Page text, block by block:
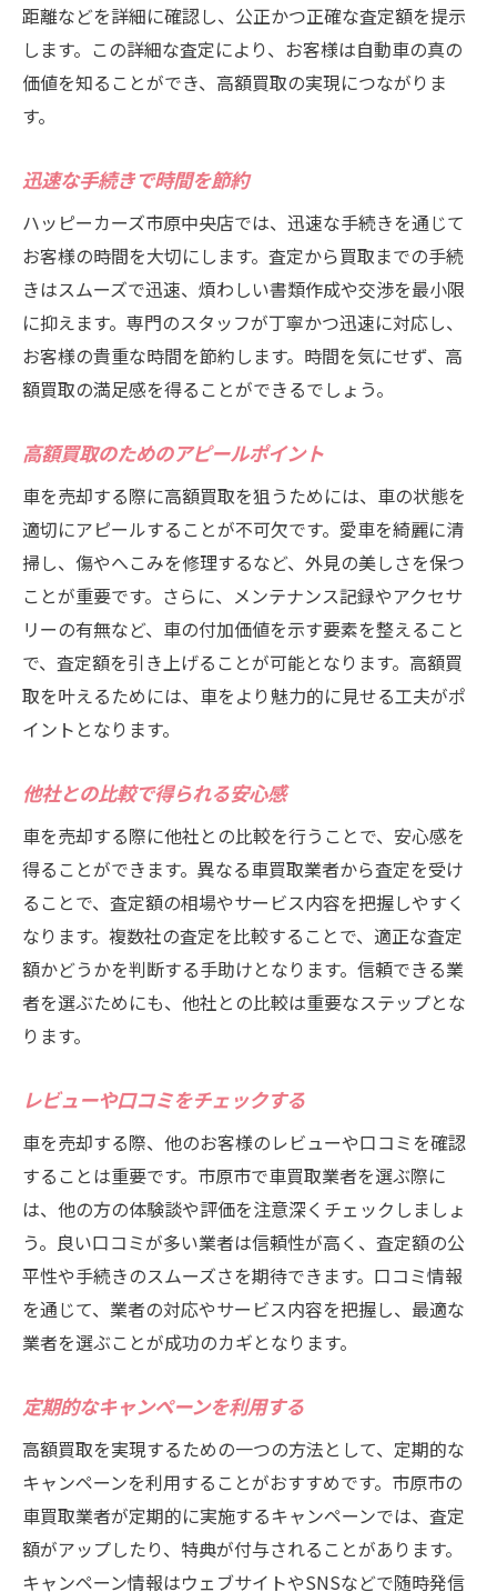
距離などを詳細に確認し、公正かつ正確な査定額を提示
します。この詳細な査定により、お客様は自動車の真の
価値を知ることができ、高額買取の実現につながりま
す。
迅速な手続きで時間を節約
ハッピーカーズ市原中央店では、迅速な手続きを通じて
お客様の時間を大切にします。査定から買取までの手続
きはスムーズで迅速、煩わしい書類作成や交渉を最小限
に抑えます。専門のスタッフが丁寧かつ迅速に対応し、
お客様の貴重な時間を節約します。時間を気にせず、高
額買取の満足感を得ることができるでしょう。
高額買取のためのアピールポイント
車を売却する際に高額買取を狙うためには、車の状態を
適切にアピールすることが不可欠です。愛車を綺麗に清
掃し、傷やへこみを修理するなど、外見の美しさを保つ
ことが重要です。さらに、メンテナンス記録やアクセサ
リーの有無など、車の付加価値を示す要素を整えること
で、査定額を引き上げることが可能となります。高額買
取を叶えるためには、車をより魅力的に見せる工夫がポ
イントとなります。
他社との比較で得られる安心感
車を売却する際に他社との比較を行うことで、安心感を
得ることができます。異なる車買取業者から査定を受け
ることで、査定額の相場やサービス内容を把握しやすく
なります。複数社の査定を比較することで、適正な査定
額かどうかを判断する手助けとなります。信頼できる業
者を選ぶためにも、他社との比較は重要なステップとな
ります。
レビューや口コミをチェックする
車を売却する際、他のお客様のレビューや口コミを確認
することは重要です。市原市で車買取業者を選ぶ際に
は、他の方の体験談や評価を注意深くチェックしましょ
う。良い口コミが多い業者は信頼性が高く、査定額の公
平性や手続きのスムーズさを期待できます。口コミ情報
を通じて、業者の対応やサービス内容を把握し、最適な
業者を選ぶことが成功のカギとなります。
定期的なキャンペーンを利用する
高額買取を実現するための一つの方法として、定期的な
キャンペーンを利用することがおすすめです。市原市の
車買取業者が定期的に実施するキャンペーンでは、査定
額がアップしたり、特典が付与されることがあります。
キャンペーン情報はウェブサイトやSNSなどで随時発信